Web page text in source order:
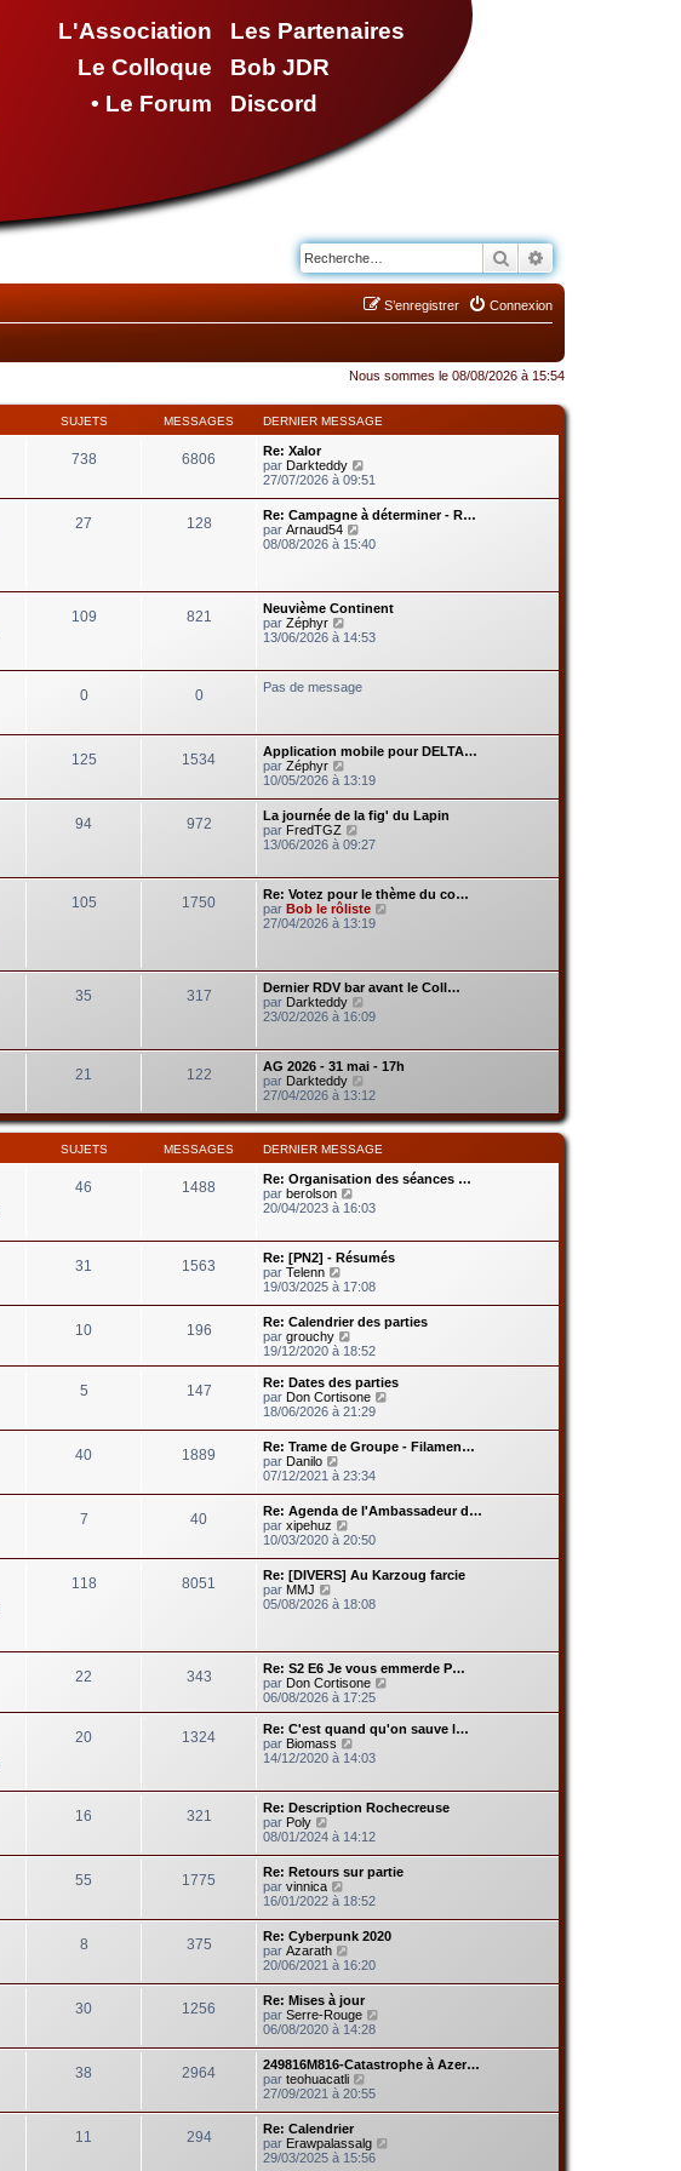
L'Association
Le Colloque
• Le Forum
Les Partenaires
Bob JDR
Discord
Rechercher
Connexion
S’enregistrer
Nous sommes le 08/08/2026 à 15:54
SUJETS MESSAGES DERNIER MESSAGE
738 6806
Re: Xalor
par Darkteddy
o
r
l
e
d
n
i
r
e
e
27/07/2026 à 09:51
27 128
Re: Campagne à déterminer - R…
par Arnaud54
o
e
d
e
r
i
e
e
s
s
a
g
e
08/08/2026 à 15:40
109 821
Neuvième Continent
par Zéphyr
o
e
r
n
e
r
m
e
s
s
g
e
13/06/2026 à 14:53
0 0 Pas de message
125 1534
Application mobile pour DELTA…
par Zéphyr
o
l
e
d
r
n
i
e
e
s
s
a
g
10/05/2026 à 13:19
94 972
La journée de la fig' du Lapin
par FredTGZ
o
l
e
d
e
i
e
r
m
s
s
a
g
e
13/06/2026 à 09:27
105 1750
Re: Votez pour le thème du co…
par Bob le rôliste
d
i
e
e
s
e
27/04/2026 à 13:19
35 317
Dernier RDV bar avant le Coll…
par Darkteddy
o
l
e
d
e
r
n
i
e
r
e
g
23/02/2026 à 16:09
21 122
AG 2026 - 31 mai - 17h
par Darkteddy
o
r
l
e
d
e
n
e
r
e
a
e
27/04/2026 à 13:12
SUJETS MESSAGES DERNIER MESSAGE
46 1488
Re: Organisation des séances …
par berolson
o
e
d
e
r
n
e
r
m
e
s
a
g
e
20/04/2023 à 16:03
31 1563
Re: [PN2] - Résumés
par Telenn
o
l
e
d
r
n
i
e
r
e
s
a
g
e
19/03/2025 à 17:08
10 196
Re: Calendrier des parties
par grouchy
o
i
r
l
e
r
i
e
r
e
s
a
g
e
19/12/2020 à 18:52
5 147
Re: Dates des parties
par Don Cortisone
l
e
r
e
r
m
g
e
18/06/2026 à 21:29
40 1889
Re: Trame de Groupe - Filamen…
par Danilo
o
l
e
d
e
r
m
e
s
s
a
e
07/12/2021 à 23:34
7 40
Re: Agenda de l'Ambassadeur d…
par xipehuz
o
r
l
e
d
n
i
e
r
m
e
s
s
10/03/2020 à 20:50
118 8051
Re: [DIVERS] Au Karzoug farcie
par MMJ
o
e
d
e
r
n
i
e
r
e
s
a
05/08/2026 à 18:08
22 343
Re: S2 E6 Je vous emmerde P…
par Don Cortisone
i
r
r
n
r
m
a
g
06/08/2026 à 17:25
20 1324
Re: C'est quand qu'on sauve l…
par Biomass
o
e
d
e
r
n
e
r
m
e
s
s
a
g
e
14/12/2020 à 14:03
16 321
Re: Description Rochecreuse
par Poly
o
l
e
d
e
r
n
e
r
m
e
s
s
a
g
e
08/01/2024 à 14:12
55 1775
Re: Retours sur partie
par vinnica
o
l
e
d
e
r
n
i
e
r
m
e
s
s
a
g
e
16/01/2022 à 18:52
8 375
Re: Cyberpunk 2020
par Azarath
o
l
e
d
e
r
n
i
e
r
m
e
s
20/06/2021 à 16:20
30 1256
Re: Mises à jour
par Serre-Rouge
l
e
n
06/08/2020 à 14:28
38 2964
249816M816-Catastrophe à Azer…
par teohuacatli
o
e
d
27/09/2021 à 20:55
11 294
Re: Calendrier
par Erawpalassalg
29/03/2025 à 15:56